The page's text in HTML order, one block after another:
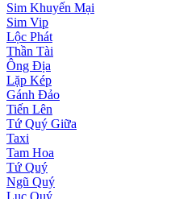
Sim Khuyến Mại
Sim Vip
Lộc Phát
Thần Tài
Ông Địa
Lặp Kép
Gánh Đảo
Tiến Lên
Tứ Quý Giữa
Taxi
Tam Hoa
Tứ Quý
Ngũ Quý
Lục Quý